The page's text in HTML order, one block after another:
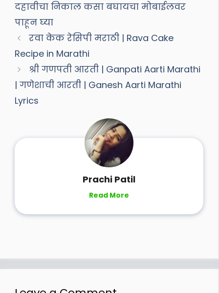
दहावीचा निकाल कसा बघायचा मोबाईलवर
पाहून घ्या
रवा केक रेसिपी मराठी | Rava Cake
Recipe in Marathi
श्री गणपती आरती | Ganpati Aarti Marathi
| गणेशाची आरती | Ganesh Aarti Marathi
Lyrics
Prachi Patil
Read More